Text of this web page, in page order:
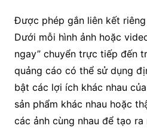
Được phép gắn liên kết
Dưới mỗi hình ảnh hoặc
ngay” chuyển trực tiếp đến
quảng cáo có thể sử dụng
bật các lợi ích khác nhau
sản phẩm khác nhau hoặc
các ảnh cùng nhau để tạo